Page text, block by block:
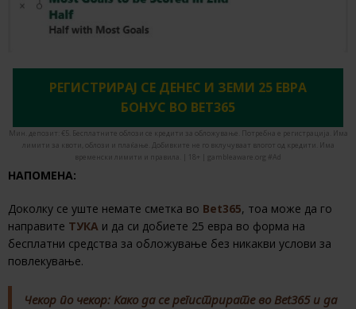
РЕГИСТРИРАЈ СЕ ДЕНЕС И ЗЕМИ 25 ЕВРА
БОНУС ВО BET365
Мин. депозит: €5. Бесплатните облози се кредити за обложување. Потребна е регистрација. Има
лимити за квоти, облози и плаќање. Добивките не го вклучуваат влогот од кредити. Има
временски лимити и правила. | 18+ | gambleaware.org #Ad
НАПОМЕНА:
Доколку се уште немате сметка во Bet365, тоа може да го
направите ТУКА и да си добиете 25 евра во форма на
бесплатни средства за обложување без никакви услови за
повлекување.
Чекор по чекор: Како да се регистрирате во Bet365 и да